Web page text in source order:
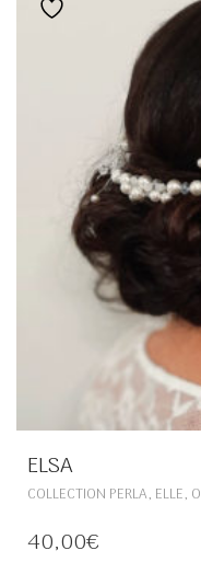
Ajouter à la liste
ELSA
COLLECTION PERLA, ELLE,
40,00€